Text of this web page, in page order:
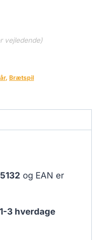
vejledende)
, Brætspil
og EAN er
1-3 hverdage